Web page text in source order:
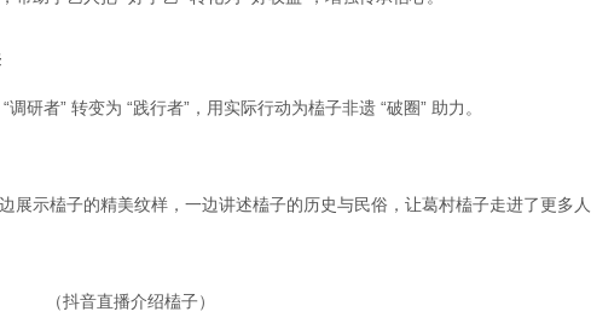
研者” 转变为 “践行者”，用实际行动为榼子非遗 “破圈” 助力。
展示榼子的精美纹样，一边讲述榼子的历史与民俗，让葛村榼子走进了更多
（抖音直播介绍榼子）